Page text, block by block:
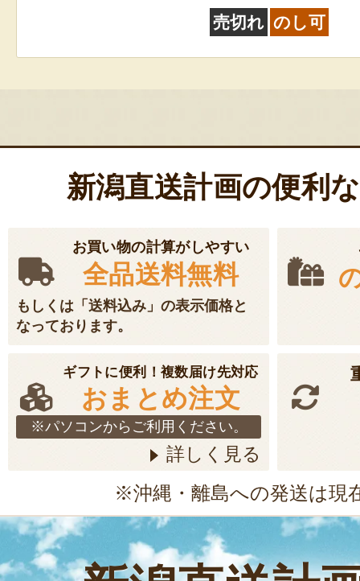
売切れ のし可
新潟直送計画の便利
お買い物の計算がしやすい
全品送料無料
もしくは「送料込み」の表示価格と
なっております。
ギフトに便利！複数届け先対応
おまとめ注文
※パソコンからご利用ください。
詳しく見る
※沖縄・離島への発送は現